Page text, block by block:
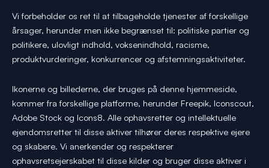
Vi forbeholder os ret til at tilbageholde tjenester af forskellige
årsager, herunder men ikke begrænset til: politiske partier og
politikere, ulovligt indhold, voksenindhold, racisme,
produktvurderinger, konkurrencer og afstemningsaktiviteter.
Ikonerne og billederne, der bruges på denne hjemmeside,
kommer fra forskellige platforme, herunder Freepik, Iconscout,
Adobe Stock og Icons8. Alle ophavsretter og intellektuelle
ejendomsretter til disse aktiver tilhører deres respektive ejere
og skabere. Vi anerkender og respekterer
ophavsretsejerskabet til disse kilder og bruger disse aktiver i